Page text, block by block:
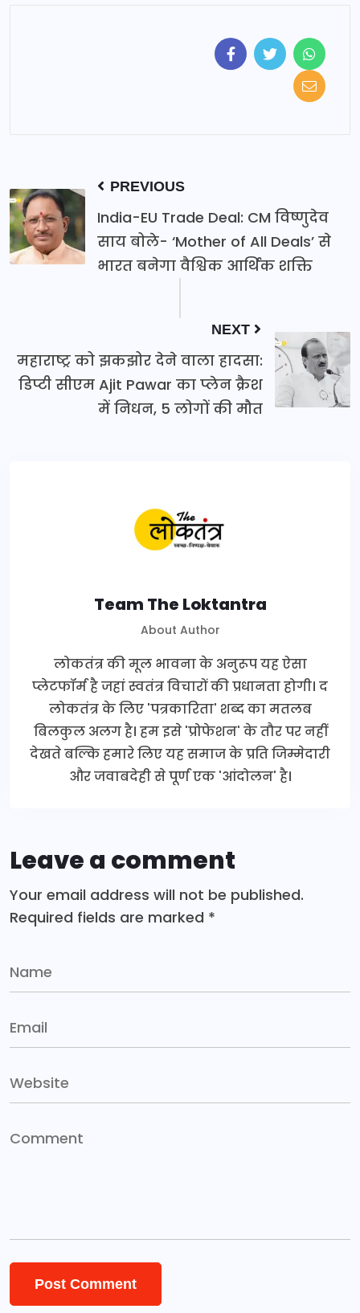
PREVIOUS
India-EU Trade Deal: CM विष्णुदेव
साय बोले- ‘Mother of All Deals’ से
भारत बनेगा वैश्विक आर्थिक शक्ति
NEXT
महाराष्ट्र को झकझोर देने वाला हादसा:
डिप्टी सीएम Ajit Pawar का प्लेन क्रैश
में निधन, 5 लोगों की मौत
Team The Loktantra
About Author
लोकतंत्र की मूल भावना के अनुरूप यह ऐसा
प्लेटफॉर्म है जहां स्वतंत्र विचारों की प्रधानता होगी। द
लोकतंत्र के लिए 'पत्रकारिता' शब्द का मतलब
बिलकुल अलग है। हम इसे 'प्रोफेशन' के तौर पर नहीं
देखते बल्कि हमारे लिए यह समाज के प्रति जिम्मेदारी
और जवाबदेही से पूर्ण एक 'आंदोलन' है।
Leave a comment
Your email address will not be published.
Required fields are marked *